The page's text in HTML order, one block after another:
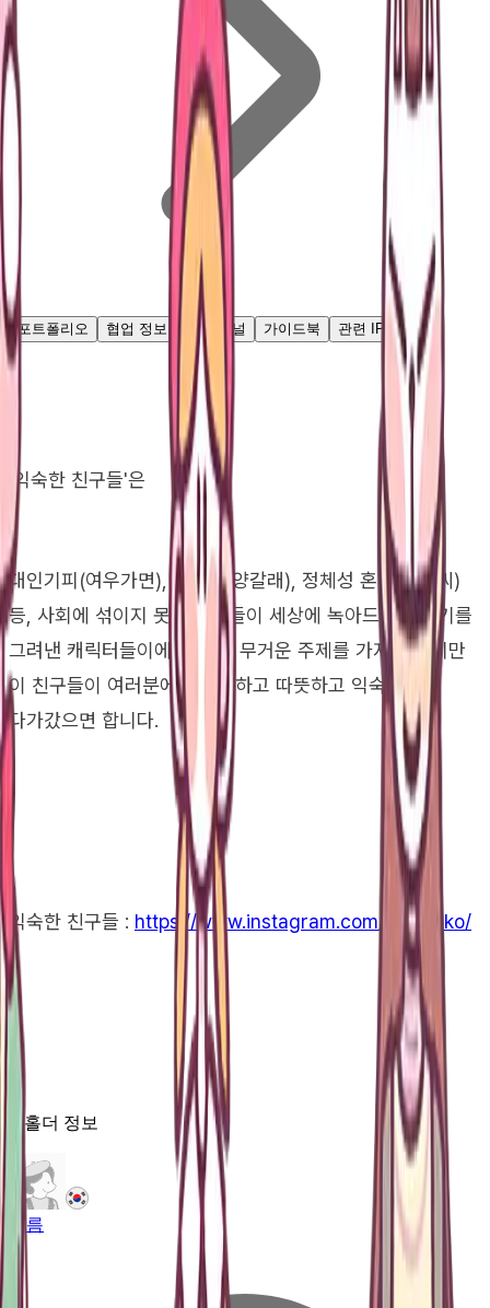
포트폴리오 협업 정보 대표 채널 가이드북 관련 IP
'익숙한 친구들'은
대인기피(여우가면), 함묵증(양갈래), 정체성 혼란(토끼씨)
등, 사회에 섞이지 못하는 이들이 세상에 녹아드는 이야기를
그려낸 캐릭터들이에요. 다소 무거운 주제를 가지고 있지만
이 친구들이 여러분에게 포근하고 따뜻하고 익숙하게
다가갔으면 합니다.
익숙한 친구들 : https://www.instagram.com/seoda.ko/
IP홀더 정보
이름